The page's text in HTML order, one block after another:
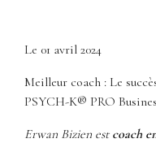
Le 01 avril 2024
Meilleur coach : Le
PSYCH-K® PRO
Erwan Bizien est coach